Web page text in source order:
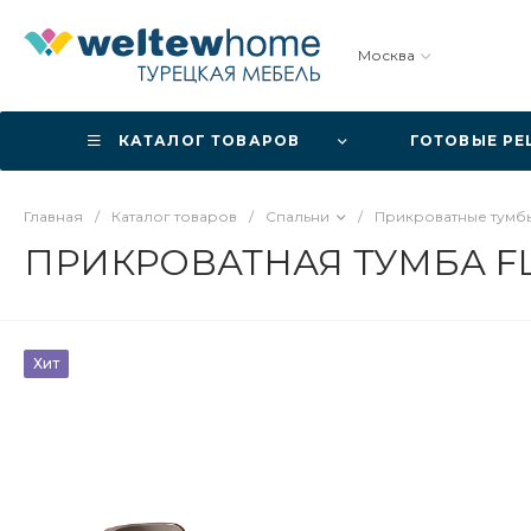
Москва
КАТАЛОГ ТОВАРОВ ГОТОВЫЕ
Главная / Каталог товаров / Спальни / Прикроватные
ПРИКРОВАТНАЯ ТУМБА
Хит